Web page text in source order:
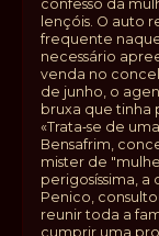
confesso da
lençóis. O auto
frequente
necessário
venda no
de junho, o
bruxa que tinha
«Trata‑se de
Bensafrim,
mister de
perigosíssima, a
Penico,
reunir toda a
cumprir uma